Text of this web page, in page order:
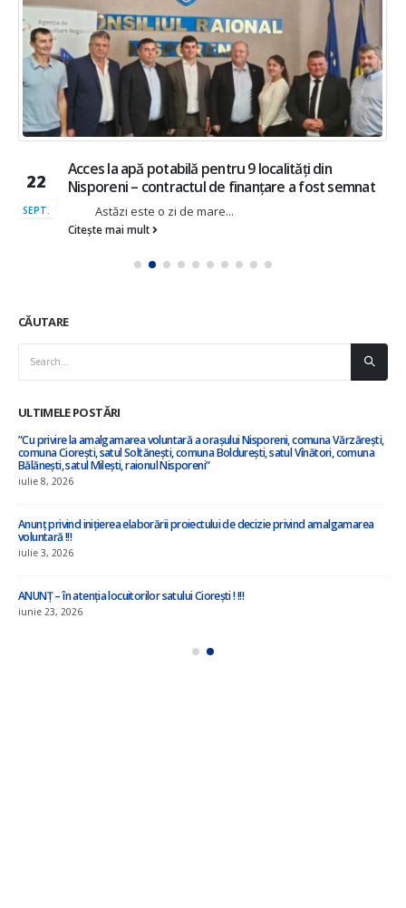
22
SEPT.
Acces la apă potabilă pentru 9 localități din
Nisporeni – contractul de finanțare a fost semnat
Astăzi este o zi de mare...
Citește mai mult
CĂUTARE
ULTIMELE POSTĂRI
”Cu privire la amalgamarea voluntară a orașului Nisporeni, comuna Vărzărești,
comuna Ciorești, satul Soltănești, comuna Boldurești, satul Vînători, comuna
Bălănești, satul Milești, raionul Nisporeni”
iulie 8, 2026
Anunț privind inițierea elaborării proiectului de decizie privind amalgamarea
voluntară !!!
iulie 3, 2026
ANUNȚ – în atenția locuitorilor satului Ciorești ! !!!
iunie 23, 2026